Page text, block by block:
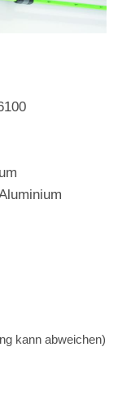
kann abweichen)